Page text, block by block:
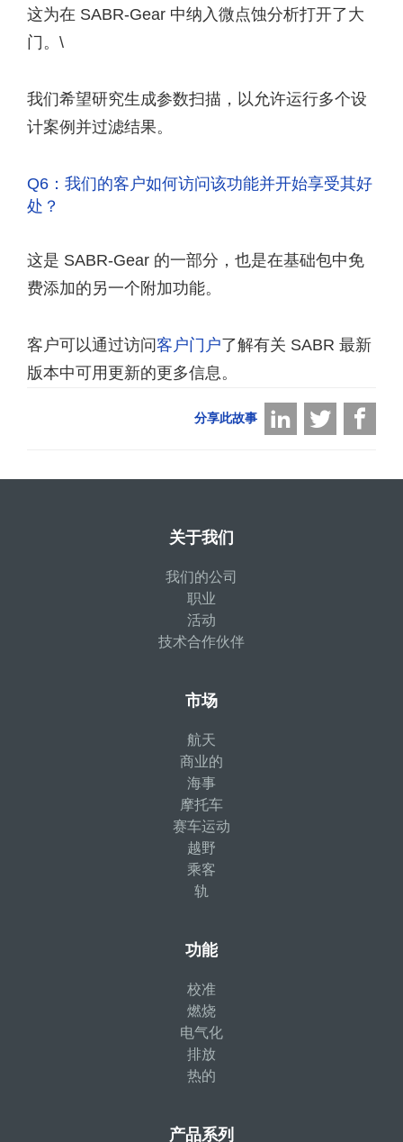
这为在 SABR-Gear 中纳入微点蚀分析打开了大
门。\
我们希望研究生成参数扫描，以允许运行多个设
计案例并过滤结果。
Q6：我们的客户如何访问该功能并开始享受其好
处？
这是 SABR-Gear 的一部分，也是在基础包中免
费添加的另一个附加功能。
客户可以通过访问客户门户了解有关 SABR 最新
版本中可用更新的更多信息。
分享此故事
关于我们
我们的公司
职业
活动
技术合作伙伴
市场
航天
商业的
海事
摩托车
赛车运动
越野
乘客
轨
功能
校准
燃烧
电气化
排放
热的
产品系列